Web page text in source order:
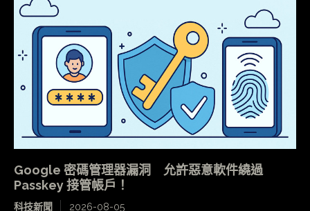
Google 密碼管理器漏洞 允許惡意軟件繞過
Passkey 接管帳戶！
科技新聞 2026-08-05